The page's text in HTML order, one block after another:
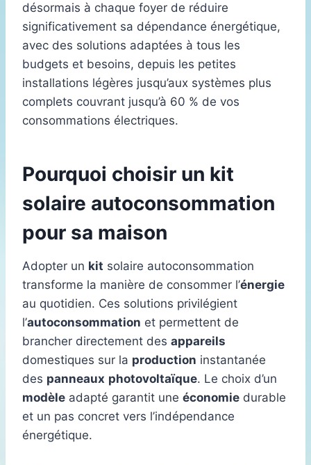
désormais à chaque foyer de réduire
significativement sa dépendance énergétique,
avec des solutions adaptées à tous les
budgets et besoins, depuis les petites
installations légères jusqu’aux systèmes plus
complets couvrant jusqu’à 60 % de vos
consommations électriques.
Pourquoi choisir un kit
solaire autoconsommation
pour sa maison
Adopter un kit solaire autoconsommation
transforme la manière de consommer l’énergie
au quotidien. Ces solutions privilégient
l’autoconsommation et permettent de
brancher directement des appareils
domestiques sur la production instantanée
des panneaux photovoltaïque. Le choix d’un
modèle adapté garantit une économie durable
et un pas concret vers l’indépendance
énergétique.